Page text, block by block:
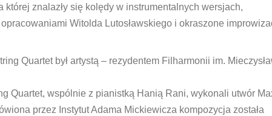
której znalazły się kolędy w instrumentalnych wersjach,
Witolda Lutosławskiego i okraszone
Quartet był artystą – rezydentem Filharmonii im.
Quartet, wspólnie z pianistką Hanią Rani, wykonali utwór
przez Instytut Adama Mickiewicza kompozycja została